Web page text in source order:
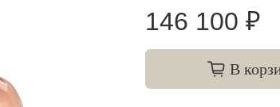
146 100 ₽
В